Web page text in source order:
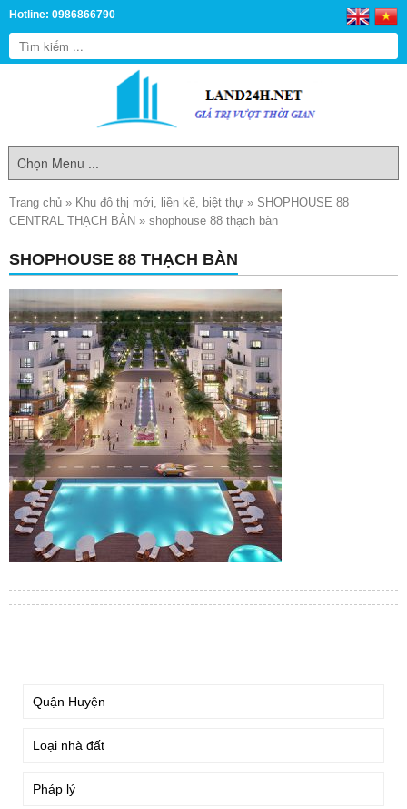
Hotline: 0986866790
Trang chủ » Khu đô thị mới, liền kề, biệt thự » SHOPHOUSE 88
CENTRAL THẠCH BÀN » shophouse 88 thạch bàn
SHOPHOUSE 88 THẠCH BÀN